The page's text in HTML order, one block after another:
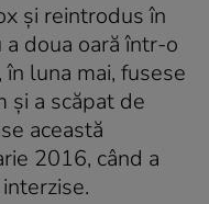
şi reintrodus în
doua oară într-o
luna mai, fusese
şi a scăpat de
această
2016, când a